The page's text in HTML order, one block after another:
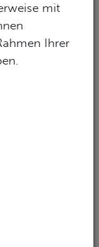
eine
Faktoren
ein
aus
sich ganz
spezifischen
Männer, für
mit
Ihrer